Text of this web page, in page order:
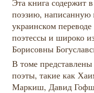
Эта книга содержит
поэзию,
украинском
поэтессы и широко
Борисовны
В томе
поэты, такие как
Маркиш, Давид